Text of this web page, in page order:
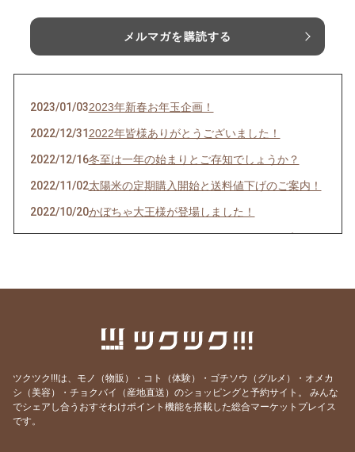
メルマガを購読する
2023/01/032023年新春お年玉企画！
2022/12/312022年皆様ありがとうございました！
2022/12/16冬至は一年の始まりとご存知でしょうか？
2022/11/02太陽米の定期購入開始と送料値下げのご案内！
2022/10/20かぼちゃ大王様が登場しました！
2022/10/17ゆっくりとしたおやつタイムにはお気に入りの
果物の女王様メロンちゃんの予約受け遣開始で
す！
2022/05/27
アスパラご購入のお礼と太陽米今年の田植えが
終わりました報告です！
2022/05/03 大雪の年のGWは、寒さと風が強い！
ツクツク!!!は、モノ（物販）・コト（体験）・ゴチソウ（グルメ）・オメカ
シ（美容）・チョクバイ（産地直送）のショッピングと予約サイト。
みんな
でシェアし合うおすそわけポイント機能を搭載した総合マーケットプレイス
です。